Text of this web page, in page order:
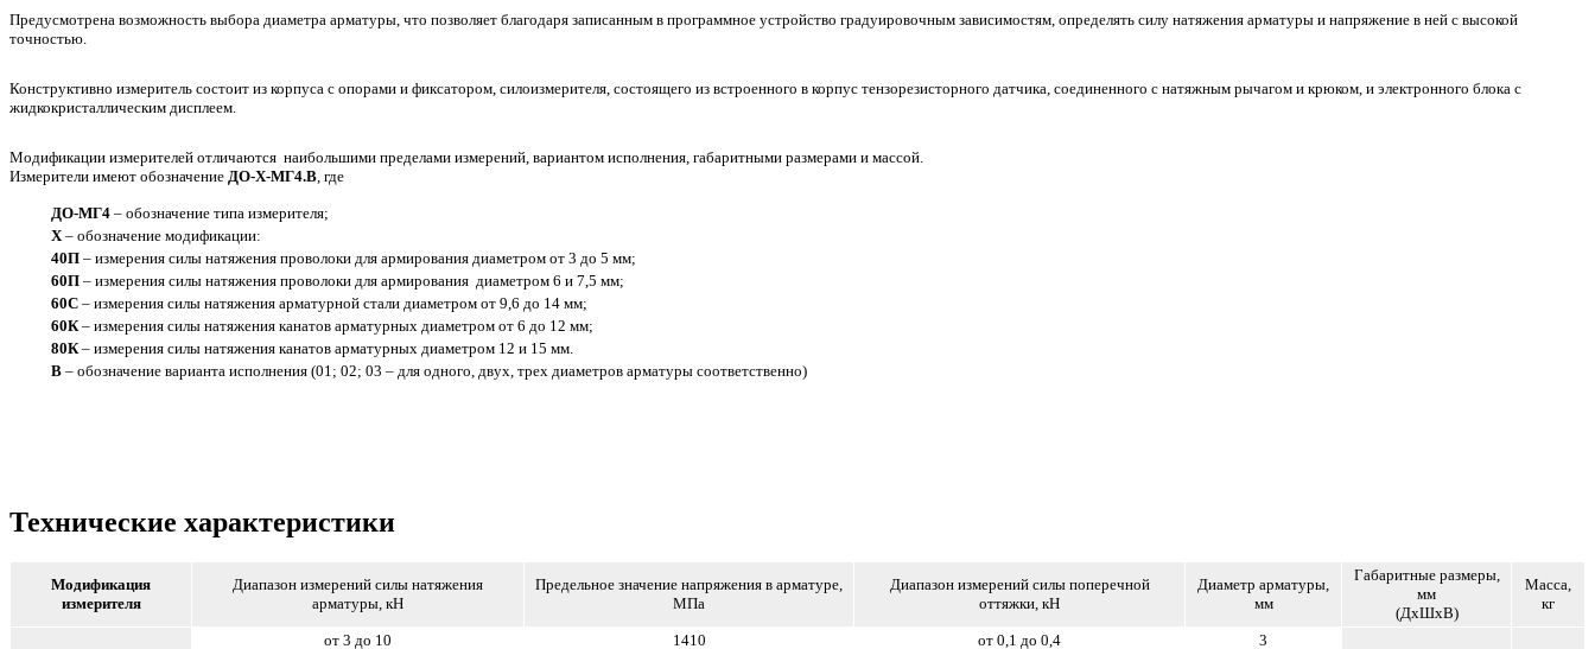
Предусмотрена возможность выбора диаметра арматуры, что позволяет благодаря записанным в программное устройство градуировочным зависимостям, определять силу натяжения арматуры и напряжение в ней с высокой
точностью.
Конструктивно измеритель состоит из корпуса с опорами и фиксатором, силоизмерителя, состоящего из встроенного в корпус тензорезисторного датчика, соединенного с натяжным рычагом и крюком, и электронного блока с
жидкокристаллическим дисплеем.
Модификации измерителей отличаются наибольшими пределами измерений, вариантом исполнения, габаритными размерами и массой.
Измерители имеют обозначение ДО-Х-МГ4.В , где
ДО-МГ4 – обозначение типа измерителя;
Х – обозначение модификации:
40П – измерения силы натяжения проволоки для армирования диаметром от 3 до 5 мм;
60П – измерения силы натяжения проволоки для армирования диаметром 6 и 7,5 мм;
60С – измерения силы натяжения арматурной стали диаметром от 9,6 до 14 мм;
60К – измерения силы натяжения канатов арматурных диаметром от 6 до 12 мм;
80К – измерения силы натяжения канатов арматурных диаметром 12 и 15 мм.
В – обозначение варианта исполнения (01; 02; 03 – для одного, двух, трех диаметров арматуры соответственно)
Технические характеристики
Модификация
измерителя
Диапазон измерений силы натяжения
арматуры, кН
Предельное значение напряжения в арматуре,
МПа
Диапазон измерений силы поперечной
оттяжки, кН
Диаметр арматуры,
мм
Габаритные размеры,
мм
(ДхШхВ)
Масса,
кг
от 3 до 10 1410 от 0,1 до 0,4 3